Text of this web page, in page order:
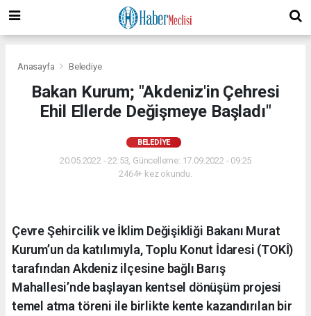
Anasayfa Belediye
Bakan Kurum; "Akdeniz'in Çehresi
Ehil Ellerde Değişmeye Başladı"
BELEDIYE
20.05.2022 - 22:53, Güncelleme: 17.09.2022 - 09:25
2464+ kez okundu.
Çevre Şehircilik ve İklim Değişikliği Bakanı Murat
Kurum’un da katılımıyla, Toplu Konut İdaresi (TOKİ)
tarafından Akdeniz ilçesine bağlı Barış
Mahallesi’nde başlayan kentsel dönüşüm projesi
temel atma töreni ile birlikte kente kazandırılan bir